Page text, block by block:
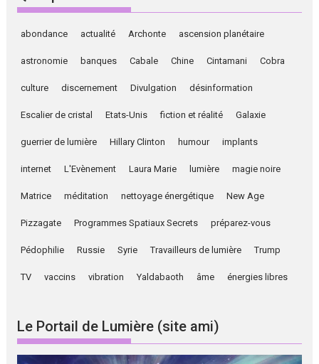
abondance actualité Archonte ascension planétaire
astronomie banques Cabale Chine Cintamani Cobra
culture discernement Divulgation désinformation
Escalier de cristal Etats-Unis fiction et réalité Galaxie
guerrier de lumière Hillary Clinton humour implants
internet L'Evènement Laura Marie lumière magie noire
Matrice méditation nettoyage énergétique New Age
Pizzagate Programmes Spatiaux Secrets préparez-vous
Pédophilie Russie Syrie Travailleurs de lumière Trump
TV vaccins vibration Yaldabaoth âme énergies libres
Le Portail de Lumière (site ami)